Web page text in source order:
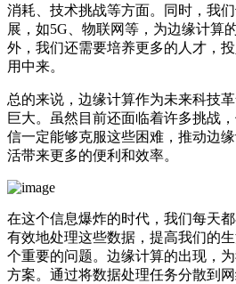
消耗、技术挑战等方面。同时，我
展，如5G、物联网等，为边缘计算
外，我们还需要培养更多的人才，
用中来。
总的来说，边缘计算作为未来科技
巨大。虽然目前还面临着许多挑战
信一定能够克服这些困难，推动边
活带来更多的便利和效率。
在这个信息爆炸的时代，我们每天
有效地处理这些数据，提高我们的
个重要的问题。边缘计算的出现，
方案。通过将数据处理任务分散到